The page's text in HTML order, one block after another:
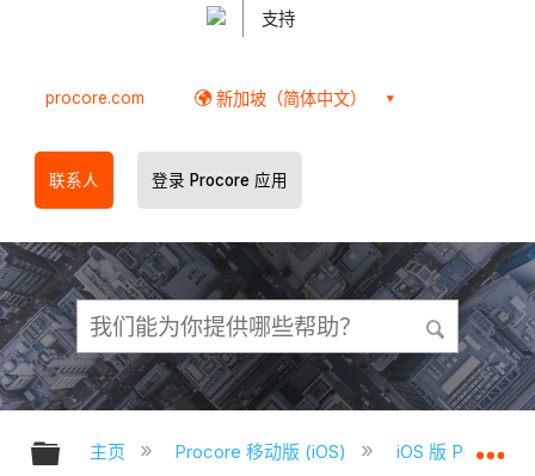
支持
procore.com 新加坡（简体中文）
联系人 登录 Procore 应用
扩展/隐缩全局层次
主页 Procore 移动版 (iOS) iOS 版 Procore